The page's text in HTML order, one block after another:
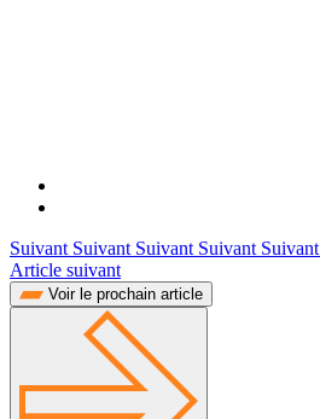
Suivant Suivant Suivant Suivant Suivant
Article suivant
Voir le prochain article